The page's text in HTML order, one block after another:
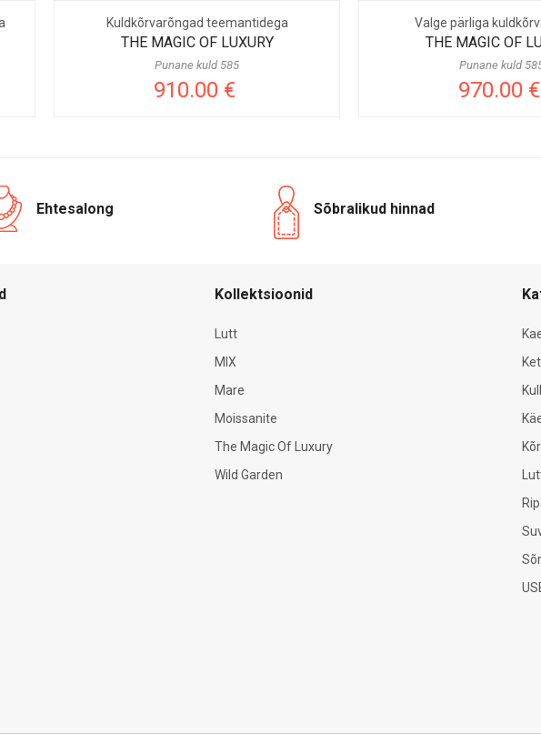
teemantidega
MAGIC OF LUXURY
Valge pärliga kuldkõrvarõngad
THE MAGIC OF LUXURY
Ehtesalong Sõbralikud hinnad
Kollektsioonid
Lutt
MIX
Mare
Moissanite
The Magic Of Luxury
Wild Garden